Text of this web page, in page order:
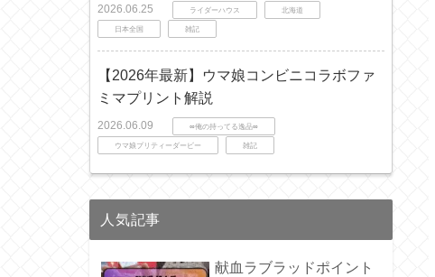
2026.06.25 ライダーハウス 北海道
日本全国 雑記
【2026年最新】ウマ娘コンビニコラボファ
ミマプリント解説
2026.06.09 ∞俺の持ってる逸品∞
ウマ娘プリティーダービー 雑記
人気記事
献血ラブラッドポイント